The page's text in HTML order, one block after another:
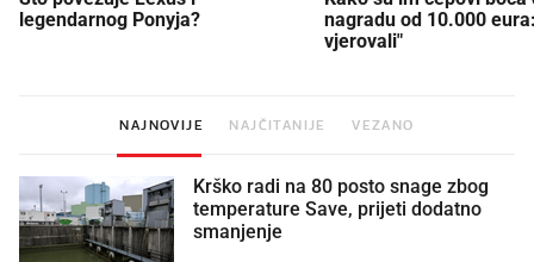
legendarnog Ponyja?
nagradu od 10.000
vjerovali"
NAJNOVIJE NAJČITANIJE VEZANO
Krško radi na 80 posto snage zbog
temperature Save, prijeti dodatno
smanjenje